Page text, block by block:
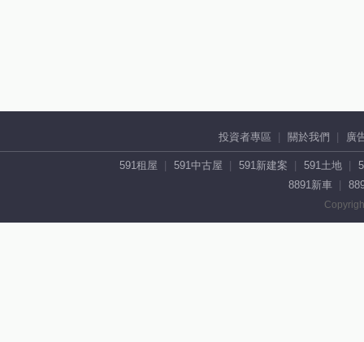
投資者專區 關於我們 廣
591租屋 591中古屋 591新建案 591土地
8891新車